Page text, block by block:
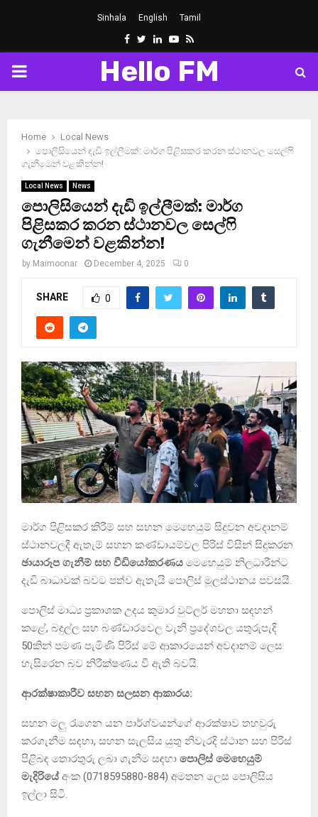
Sinhala English Tamil
Facebook
Twitter
LinkedinYoutube
Rss
PRIMARY
Hello FM
Home
Local News
පොලිසියෙන් දැඩි ඉල්ලීමක්: මාර්ග පිළිසකර කරන ස්ථානවල සෙල්ෆි
ගැනීමෙන් වළකින්න!
Local News News
පොලිසියෙන් දැඩි ඉල්ලීමක්: මාර්ග
පිළිසකර කරන ස්ථානවල සෙල්ෆි
ගැනීමෙන් වළකින්න!
by Maimoonar December 4, 2025 0
SHARE 0
මාර්ග පිළිසකර කිරීම් සහ සහන මෙහෙයුම් සිදුවන අවදානම්
ස්ථානවලදී ඇතැම් සහන කණ්ඩායම්වල පිරිස් විසින් සිදුකරන
ඡායාරූප ගැනීම් සහ වීඩියෝකරණය මෙහෙයුම් නිලධාරීන්ට
දැඩි බාධාවක් බවට පත්ව ඇතැයි පොලිස් මූලස්ථානය පවසයි.
පොලිස් මාධ්‍ය ප්‍රකාශක උදය කුමාර වුට්ලර් මහතා සඳහන්
කළේ, බදුල්ල සහ බණ්ඩාරවෙල වැනි ප්‍රදේශවල යතුරුපැදි
50කින් පමණ පැමිණි පිරිස් මේ ආකාරයෙන් අවදානම් ලෙස
හැසිරෙන බව නිරීක්ෂණය වී ඇති බවයි.
ආරක්ෂාකාරීව සහන සලසන ආකාරය:
සහන මලු රැගෙන යන පාර්ශ්වයන්ගේ ආරක්ෂාව තහවුරු
කරගැනීම සඳහා, සහන සැලසිය යුතු නිවැරදි ස්ථාන සහ පිරිස්
පිළිබඳ තොරතුරු ලබා ගැනීම සඳහා පොලිස් මෙහෙයුම්
මැදිරියේඅංක (0718595880-884) අමතන ලෙස පොලිසිය
ඉල්ලා සිටී.